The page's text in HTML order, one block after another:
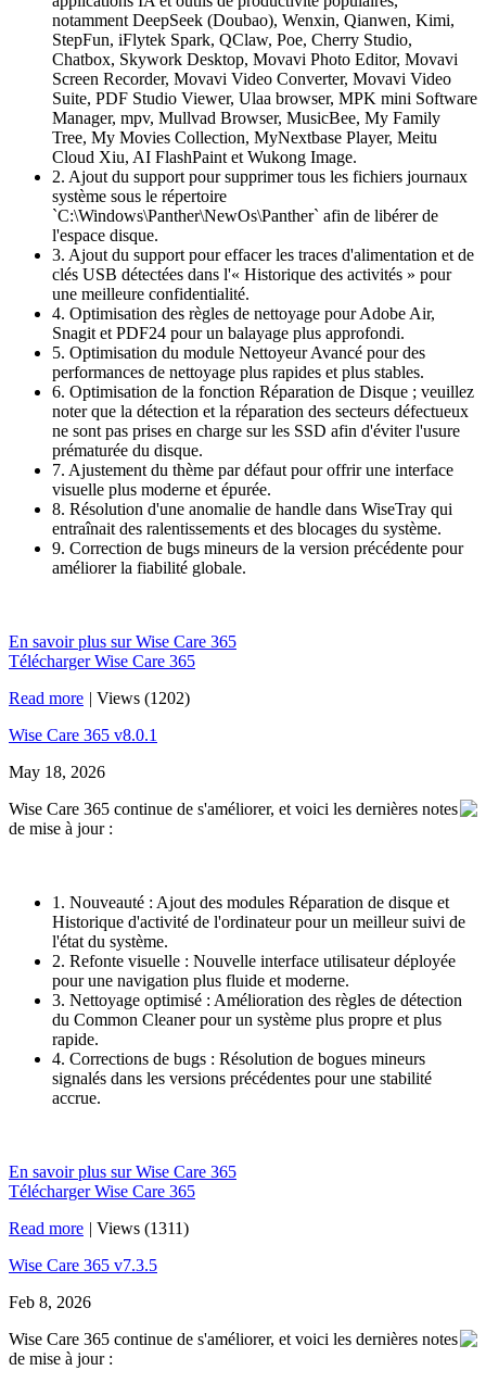
notamment DeepSeek (Doubao), Wenxin, Qianwen, Kimi,
StepFun, iFlytek Spark, QClaw, Poe, Cherry Studio,
Chatbox, Skywork Desktop, Movavi Photo Editor, Movavi
Screen Recorder, Movavi Video Converter, Movavi Video
Suite, PDF Studio Viewer, Ulaa browser, MPK mini Software
Manager, mpv, Mullvad Browser, MusicBee, My Family
Tree, My Movies Collection, MyNextbase Player, Meitu
Cloud Xiu, AI FlashPaint et Wukong Image.
2. Ajout du support pour supprimer tous les fichiers journaux
système sous le répertoire
`C:\Windows\Panther\NewOs\Panther` afin de libérer de
l'espace disque.
3. Ajout du support pour effacer les traces d'alimentation et de
clés USB détectées dans l'« Historique des activités » pour
une meilleure confidentialité.
4. Optimisation des règles de nettoyage pour Adobe Air,
Snagit et PDF24 pour un balayage plus approfondi.
5. Optimisation du module Nettoyeur Avancé pour des
performances de nettoyage plus rapides et plus stables.
6. Optimisation de la fonction Réparation de Disque ; veuillez
noter que la détection et la réparation des secteurs défectueux
ne sont pas prises en charge sur les SSD afin d'éviter l'usure
prématurée du disque.
7. Ajustement du thème par défaut pour offrir une interface
visuelle plus moderne et épurée.
8. Résolution d'une anomalie de handle dans WiseTray qui
entraînait des ralentissements et des blocages du système.
9. Correction de bugs mineurs de la version précédente pour
améliorer la fiabilité globale.
En savoir plus sur Wise Care 365
Télécharger Wise Care 365
Read more | Views (1202)
Wise Care 365 v8.0.1
May 18, 2026
Wise Care 365 continue de s'améliorer, et voici les dernières notes
de mise à jour :
1. Nouveauté : Ajout des modules Réparation de disque et
Historique d'activité de l'ordinateur pour un meilleur suivi de
l'état du système.
2. Refonte visuelle : Nouvelle interface utilisateur déployée
pour une navigation plus fluide et moderne.
3. Nettoyage optimisé : Amélioration des règles de détection
du Common Cleaner pour un système plus propre et plus
rapide.
4. Corrections de bugs : Résolution de bogues mineurs
signalés dans les versions précédentes pour une stabilité
accrue.
En savoir plus sur Wise Care 365
Télécharger Wise Care 365
Read more | Views (1311)
Wise Care 365 v7.3.5
Feb 8, 2026
Wise Care 365 continue de s'améliorer, et voici les dernières notes
de mise à jour :